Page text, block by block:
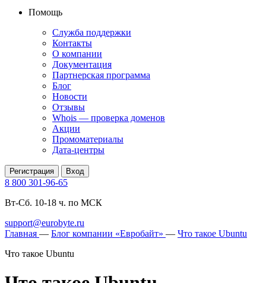
Помощь
Служба поддержки
Контакты
О компании
Документация
Партнерская программа
Блог
Новости
Отзывы
Whois — проверка доменов
Акции
Промоматериалы
Дата-центры
Регистрация Вход
8 800 301-96-65
Вт-Сб. 10-18 ч. по МСК
support@eurobyte.ru
Главная — Блог компании «Евробайт» — Что такое Ubuntu
Что такое Ubuntu